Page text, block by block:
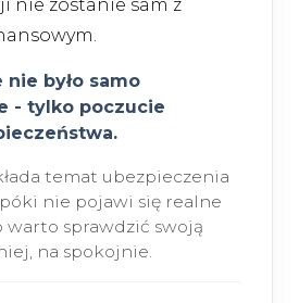
nie zostanie sam z
nie było samo
- tylko poczucie
temat ubezpieczenia
nie pojawi się realne
warto sprawdzić swoją
na spokojnie.